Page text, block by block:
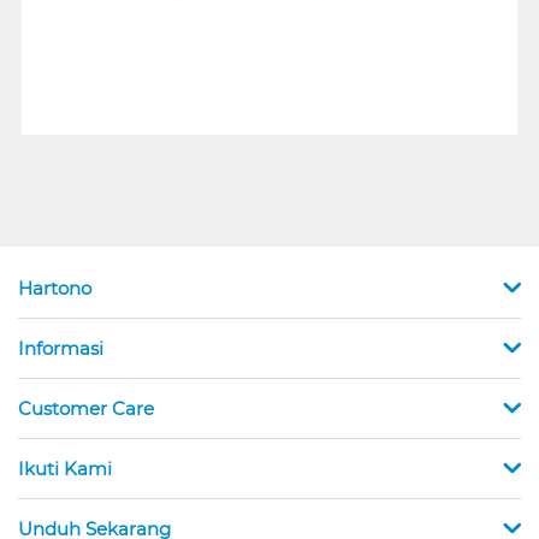
Hartono
Informasi
Customer Care
Ikuti Kami
Unduh Sekarang